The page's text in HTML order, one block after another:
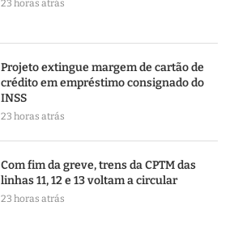
23 horas atrás
Projeto extingue margem de cartão de
crédito em empréstimo consignado do
INSS
23 horas atrás
Com fim da greve, trens da CPTM das
linhas 11, 12 e 13 voltam a circular
23 horas atrás